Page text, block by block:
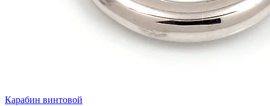
Карабин винтовой